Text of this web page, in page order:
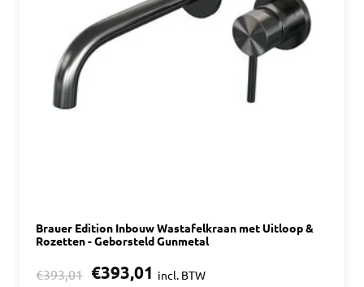
Brauer Edition Inbouw Wastafelkraan met Uitloop &
Rozetten - Geborsteld Gunmetal
€393,01 €393,01 incl. BTW